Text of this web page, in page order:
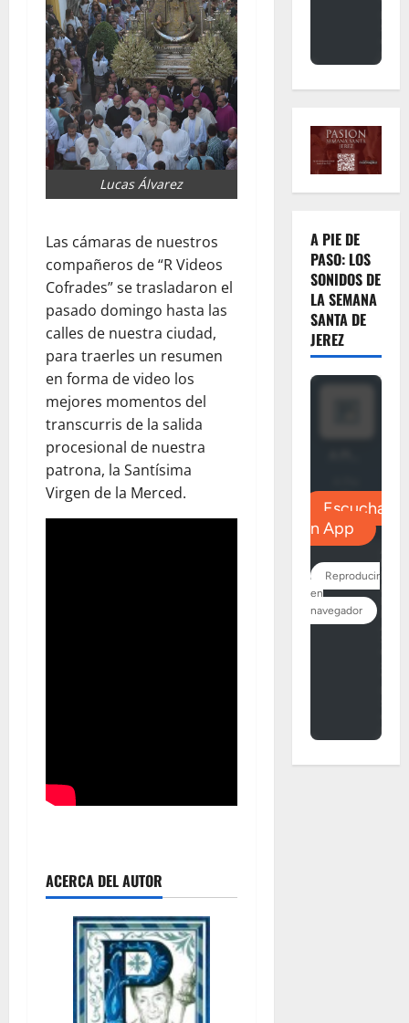
Lucas Álvarez
Las cámaras de nuestros
compañeros de “R Videos
Cofrades” se trasladaron el
pasado domingo hasta las
calles de nuestra ciudad,
para traerles un resumen
en forma de video los
mejores momentos del
transcurris de la salida
procesional de nuestra
patrona, la Santísima
Virgen de la Merced.
ACERCA DEL AUTOR
A PIE DE
PASO: LOS
SONIDOS DE
LA SEMANA
SANTA DE
JEREZ